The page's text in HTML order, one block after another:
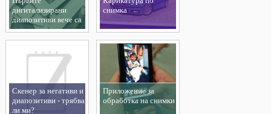
дигитализирани
диапозитиви вече са
в Пловдив
снимка
Скенер за негативи и
диапозитиви - трябва
ли ми?
Приложение за
обработка на снимки